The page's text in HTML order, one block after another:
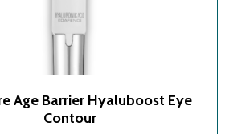
Age Barrier Hyaluboost Eye
Contour